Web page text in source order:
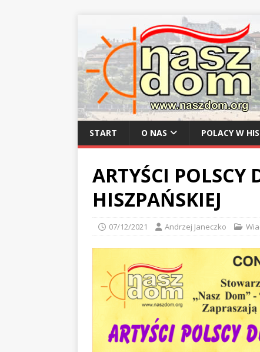
START O NAS POLACY W
ARTYŚCI POLSCY
HISZPAŃSKIEJ
07/12/2021 Andrzej Janeczko